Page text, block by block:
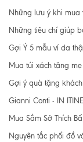
Những lưu ý khi mua
Những tiêu chí giúp
Gợi Ý 5 mẫu ví da
Mua túi xách tặng
Gợi ý quà tặng
Gianni Conti - IN
Mua Sắm Sở Thích
Nguyên tắc phối đồ